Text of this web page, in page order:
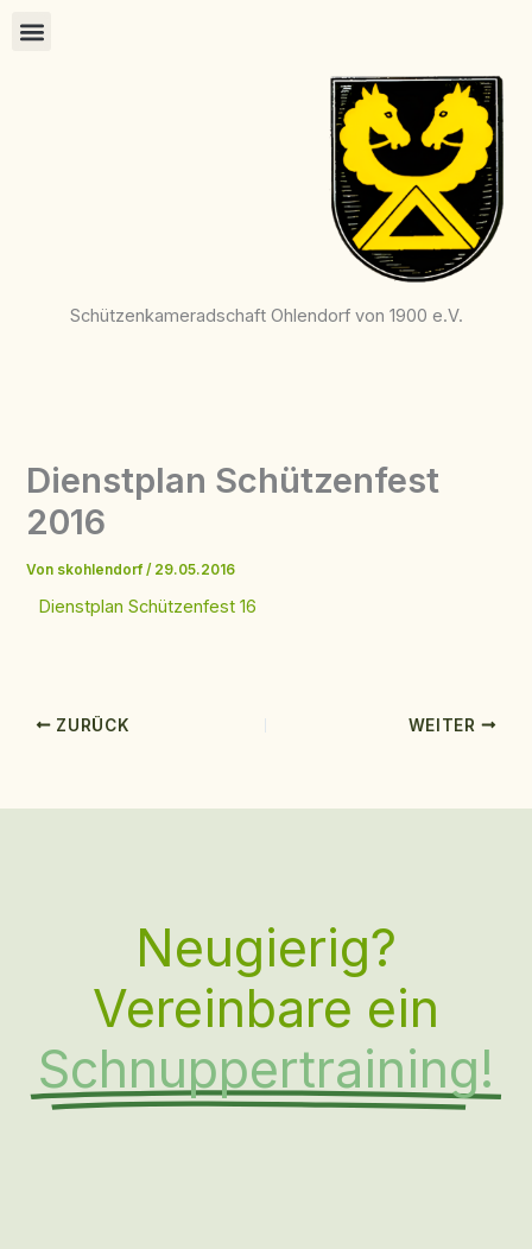
Inhalt
Schützenkameradschaft Ohlendorf von 1900 e.V.
Dienstplan Schützenfest
2016
Von skohlendorf/ 29.05.2016
Dienstplan Schützenfest 16
ZURÜCK WEITER
Neugierig?
Vereinbare ein
Schnuppertraining!